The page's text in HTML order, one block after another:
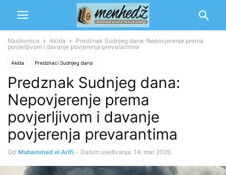
Naslovnica Akida
Predznak Sudnjeg dana: Nepovjerenje prema
povjerljivom i davanje povjerenja prevarantima
Akida Predznaci Sudnjeg dana
Predznak Sudnjeg dana:
Nepovjerenje prema
povjerljivom i davanje
povjerenja prevarantima
Od Muhammed el Arifi - Datum uređivanja: 14. mar 2026.